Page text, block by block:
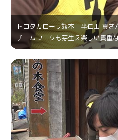
トヨタカローラ熊本 半仁田 真さ
チームワークも芽生え楽しい貴重